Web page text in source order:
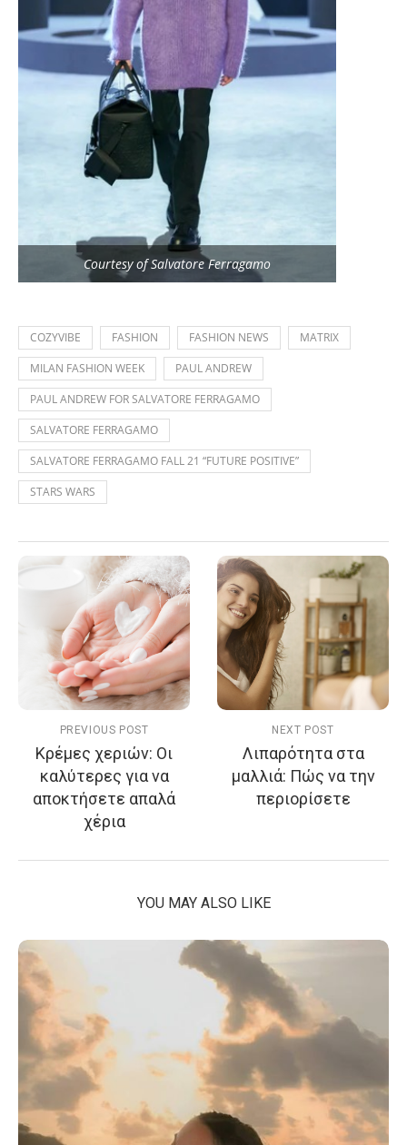
Courtesy of Salvatore Ferragamo
COZYVIBE FASHION FASHION NEWS
MATRIX
MILAN FASHION WEEK
PAUL ANDREW
PAUL ANDREW FOR SALVATORE FERRAGAMO
SALVATORE FERRAGAMO
SALVATORE FERRAGAMO FALL 21 “FUTURE POSITIVE”
STARS WARS
PREVIOUS POST
Κρέμες χεριών: Οι
καλύτερες για να
αποκτήσετε απαλά
χέρια
NEXT POST
Λιπαρότητα στα
μαλλιά: Πώς να την
περιορίσετε
YOU MAY ALSO LIKE